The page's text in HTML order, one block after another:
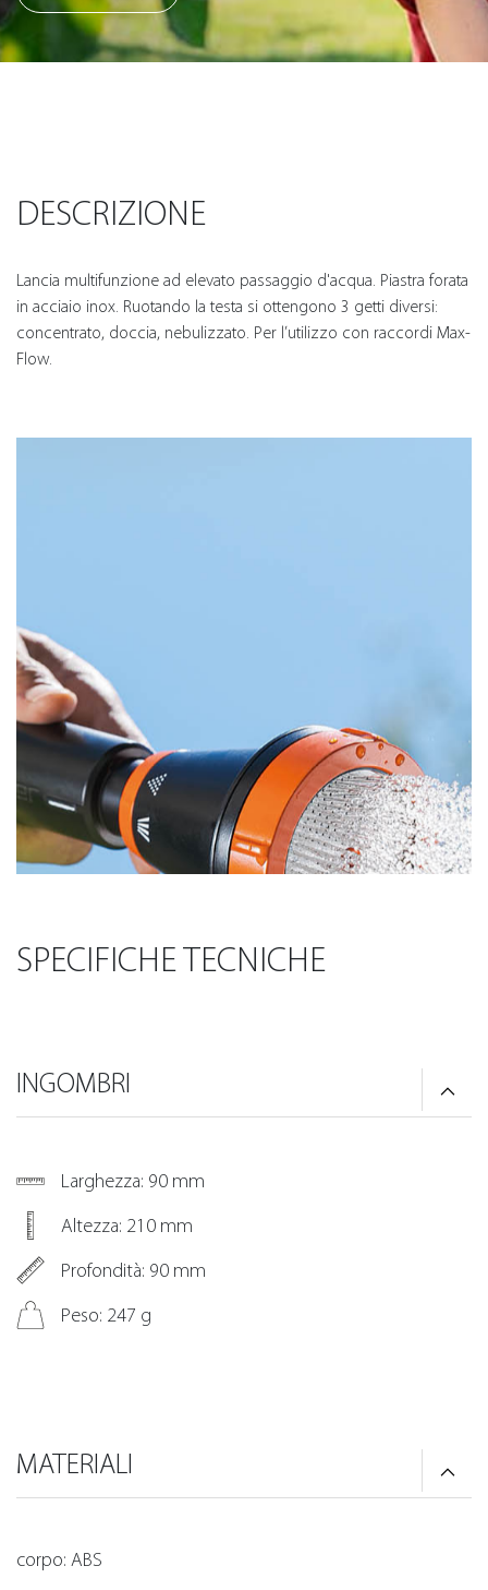
DESCRIZIONE
Lancia multifunzione ad elevato passaggio d'acqua. Piastra forata
in acciaio inox. Ruotando la testa si ottengono 3 getti diversi:
concentrato, doccia, nebulizzato. Per l’utilizzo con raccordi Max-
Flow.
SPECIFICHE TECNICHE
INGOMBRI
Larghezza: 90 mm
Altezza: 210 mm
Profondità: 90 mm
Peso: 247 g
MATERIALI
corpo: ABS